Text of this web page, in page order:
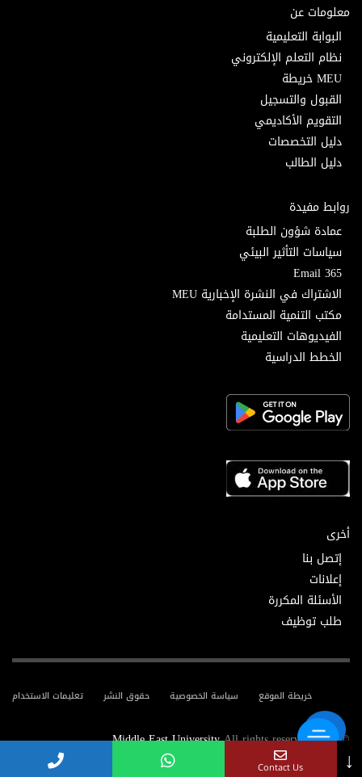
معلومات عن
البوابة التعليمية
نظام التعلم الإلكتروني
MEU خريطة
القبول والتسجيل
التقويم الأكاديمي
دليل التخصصات
دليل الطالب
روابط مفيدة
عمادة شؤون الطلبة
سياسات التأثير البيئي
Email 365
الاشتراك في النشرة الإخبارية MEU
مكتب التنمية المستدامة
الفيديوهات التعليمية
الخطط الدراسية
أخرى
إتصل بنا
إعلانات
الأسئلة المكررة
طلب توظيف
تعليمات الاستخدام حقوق النشر سياسة الخصوصية خريطة الموقع
© 2025
Middle East UniversityAll rights reserved.
↓
Contact Us